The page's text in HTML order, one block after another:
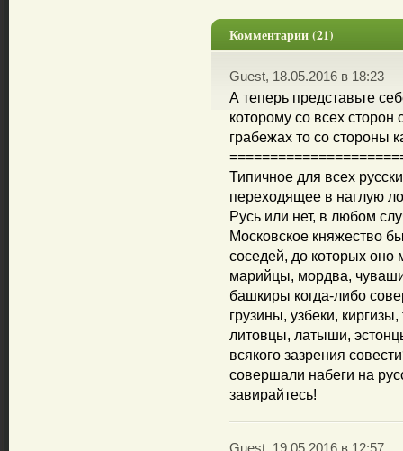
Комментарии (21)
Guest, 18.05.2016 в 18:23
А теперь представьте
которому со всех
грабежах то со стороны
Типичное для всех
переходящее в наглую
Русь или нет, в любом
Московское княжество
соседей, до которых оно
марийцы, мордва,
башкиры когда-либо
грузины, узбеки,
литовцы, латыши,
всякого зазрения
совершали набеги на
завирайтесь!